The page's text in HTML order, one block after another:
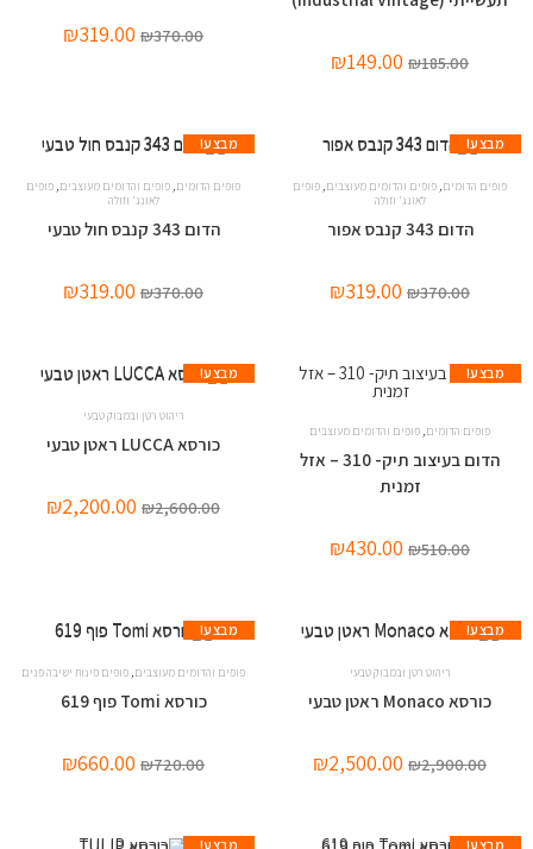
₪185.00
₪149.00
₪370.00
₪319.00
מבצע!
פופים הדומים, פופים והדומים מעוצבים, פופים
לאונג' וזולה
הדום 343 קנבס אפור
₪370.00
₪319.00
מבצע!
פופים הדומים, פופים והדומים מעוצבים, פופים
לאונג' וזולה
הדום 343 קנבס חול טבעי
₪370.00
₪319.00
מבצע!
פופים הדומים, פופים והדומים מעוצבים
הדום בעיצוב תיק- 310 – אזל
זמנית
₪510.00
₪430.00
מבצע!
ריהוט רטן ובמבוק טבעי
כורסא LUCCA ראטן טבעי
₪2,600.00
₪2,200.00
מבצע!
ריהוט רטן ובמבוק טבעי
כורסא Monaco ראטן טבעי
₪2,900.00
₪2,500.00
מבצע!
פופים והדומים מעוצבים, פופים פינות ישיבה פנים
כורסא Tomi פוף 619
₪720.00
₪660.00
מבצע! מבצע!